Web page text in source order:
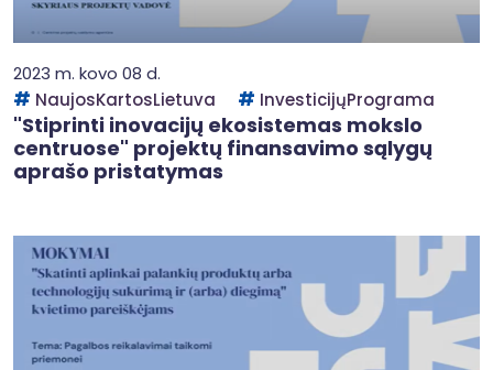
2023 m. kovo 08 d.
NaujosKartosLietuva
InvesticijųPrograma
"Stiprinti inovacijų ekosistemas mokslo
centruose" projektų finansavimo sąlygų
aprašo pristatymas